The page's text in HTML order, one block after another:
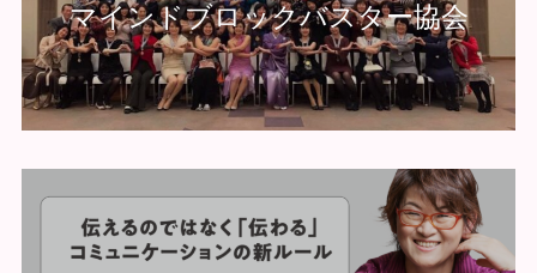
マインドブロックバスター協会